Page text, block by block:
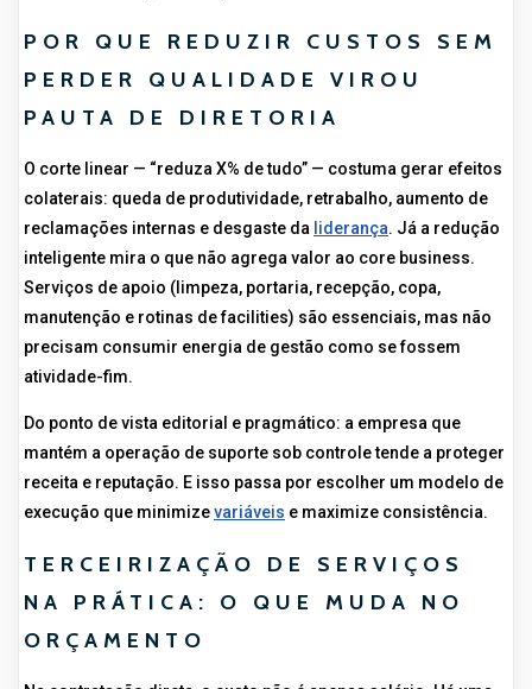
POR QUE REDUZIR CUSTOS SEM
PERDER QUALIDADE VIROU
PAUTA DE DIRETORIA
O corte linear — “reduza X% de tudo” — costuma gerar efeitos
colaterais: queda de produtividade, retrabalho, aumento de
reclamações internas e desgaste da liderança. Já a redução
inteligente mira o que não agrega valor ao core business.
Serviços de apoio (limpeza, portaria, recepção, copa,
manutenção e rotinas de facilities) são essenciais, mas não
precisam consumir energia de gestão como se fossem
atividade-fim.
Do ponto de vista editorial e pragmático: a empresa que
mantém a operação de suporte sob controle tende a proteger
receita e reputação. E isso passa por escolher um modelo de
execução que minimizevariáveis e maximize consistência.
TERCEIRIZAÇÃO DE SERVIÇOS
NA PRÁTICA: O QUE MUDA NO
ORÇAMENTO